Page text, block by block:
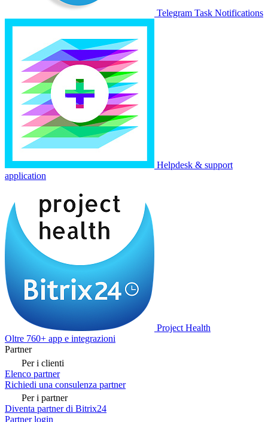
Telegram Task Notifications
Helpdesk & support
application
Project Health
Oltre 760+ app e integrazioni
Partner
Per i clienti
Elenco partner
Richiedi una consulenza partner
Per i partner
Diventa partner di Bitrix24
Partner login